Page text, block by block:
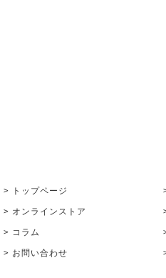
> トップページ
> オンラインストア
> コラム
> お問い合わせ